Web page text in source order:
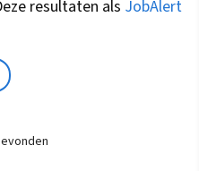
resultaten als JobAlert